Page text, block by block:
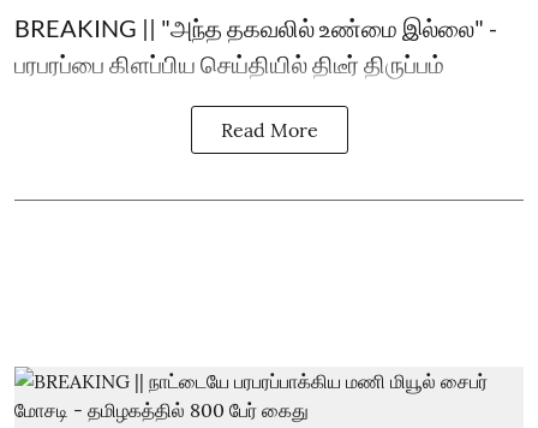
BREAKING || "அந்த தகவலில் உண்மை இல்லை" -
பரபரப்பை கிளப்பிய செய்தியில் திடீர் திருப்பம்
Read More